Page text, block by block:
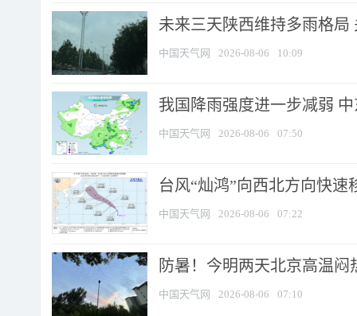
未来三天陕西维持多雨格局
中国天气网 2026-08-06 10:09
我国降雨强度进一步减弱
中国天气网 2026-08-06 07:50
台风“灿鸿”向西北方向快
中国天气网 2026-08-06 07:22
防暑！今明两天北京高温
中国天气网 2026-08-06 07:10